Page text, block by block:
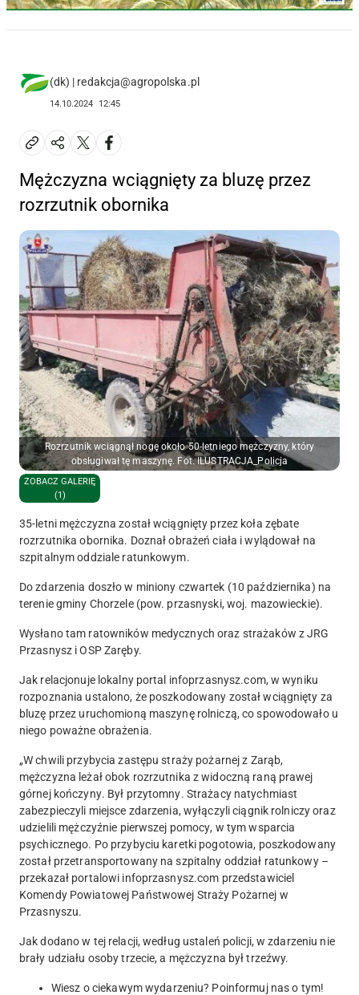
(dk) | redakcja@agropolska.pl
14.10.2024 12:45
Mężczyzna wciągnięty za bluzę przez
rozrzutnik obornika
Rozrzutnik wciągnął nogę około 50-letniego mężczyzny, który
obsługiwał tę maszynę. Fot. ILUSTRACJA_Policja
ZOBACZ GALERIĘ
(1)
35-letni mężczyzna został wciągnięty przez koła zębate
rozrzutnika obornika. Doznał obrażeń ciała i wylądował na
szpitalnym oddziale ratunkowym.
Do zdarzenia doszło w miniony czwartek (10 października) na
terenie gminy Chorzele (pow. przasnyski, woj. mazowieckie).
Wysłano tam ratowników medycznych oraz strażaków z JRG
Przasnysz i OSP Zaręby.
Jak relacjonuje lokalny portal infoprzasnysz.com, w wyniku
rozpoznania ustalono, że poszkodowany został wciągnięty za
bluzę przez uruchomioną maszynę rolniczą, co spowodowało u
niego poważne obrażenia.
„W chwili przybycia zastępu straży pożarnej z Zarąb,
mężczyzna leżał obok rozrzutnika z widoczną raną prawej
górnej kończyny. Był przytomny. Strażacy natychmiast
zabezpieczyli miejsce zdarzenia, wyłączyli ciągnik rolniczy oraz
udzielili mężczyźnie pierwszej pomocy, w tym wsparcia
psychicznego. Po przybyciu karetki pogotowia, poszkodowany
został przetransportowany na szpitalny oddział ratunkowy–
przekazał portalowi infoprzasnysz.com przedstawiciel
Komendy Powiatowej Państwowej Straży Pożarnej w
Przasnyszu.
Jak dodano w tej relacji, według ustaleń policji, w zdarzeniu nie
brały udziału osoby trzecie, a mężczyzna był trzeźwy.
Wiesz o ciekawym wydarzeniu? Poinformuj nas o tym!